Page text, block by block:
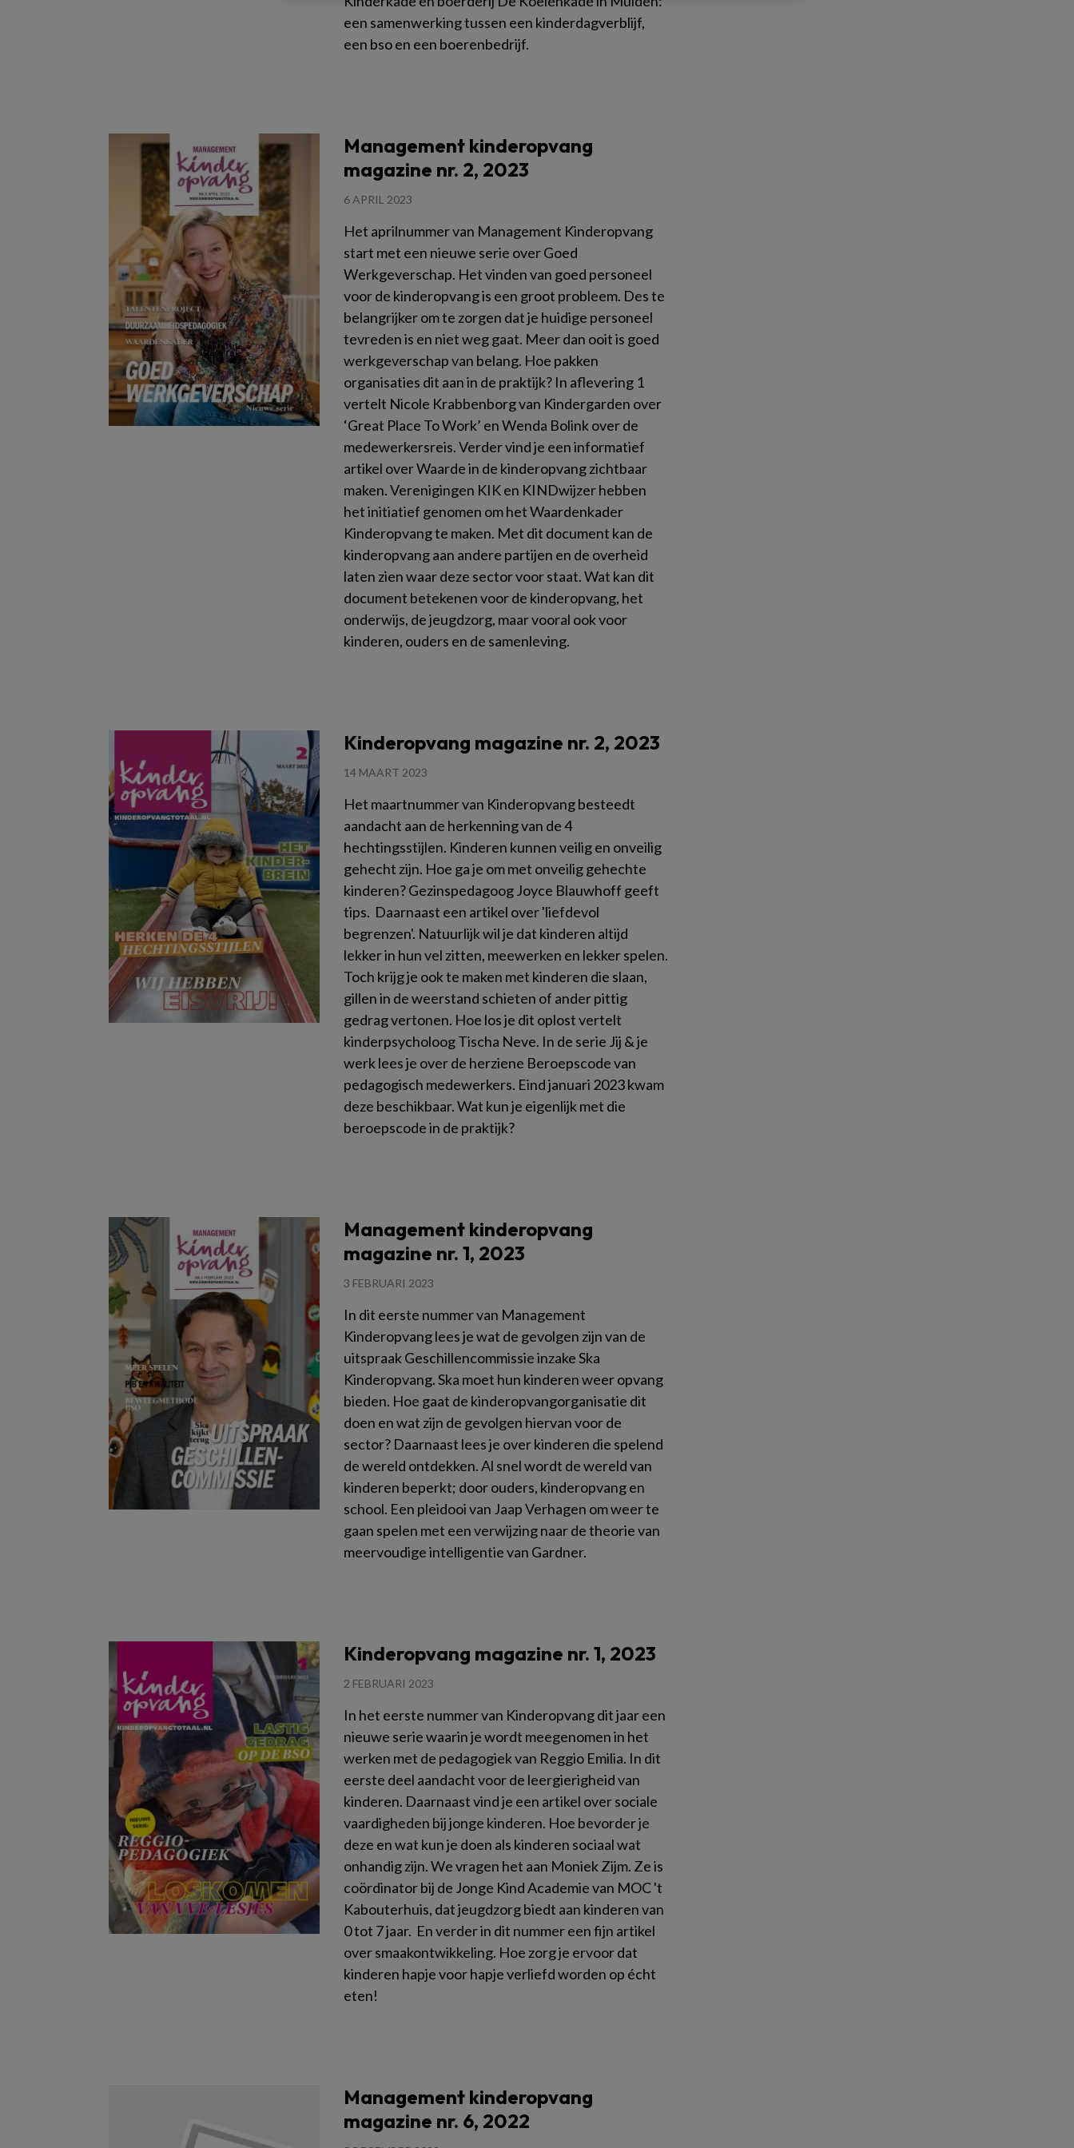
een samenwerking tussen een kinderdagverblijf,
een bso en een boerenbedrijf.
Management kinderopvang
magazine nr. 2, 2023
6 APRIL 2023
Het aprilnummer van Management Kinderopvang
start met een nieuwe serie over Goed
Werkgeverschap. Het vinden van goed personeel
voor de kinderopvang is een groot probleem. Des te
belangrijker om te zorgen dat je huidige personeel
tevreden is en niet weg gaat. Meer dan ooit is goed
werkgeverschap van belang. Hoe pakken
organisaties dit aan in de praktijk? In aflevering 1
vertelt Nicole Krabbenborg van Kindergarden over
‘Great Place To Work’ en Wenda Bolink over de
medewerkersreis. Verder vind je een informatief
artikel over Waarde in de kinderopvang zichtbaar
maken. Verenigingen KIK en KINDwijzer hebben
het initiatief genomen om het Waardenkader
Kinderopvang te maken. Met dit document kan de
kinderopvang aan andere partijen en de overheid
laten zien waar deze sector voor staat. Wat kan dit
document betekenen voor de kinderopvang, het
onderwijs, de jeugdzorg, maar vooral ook voor
kinderen, ouders en de samenleving.
Kinderopvang magazine nr. 2, 2023
14 MAART 2023
Het maartnummer van Kinderopvang besteedt
aandacht aan de herkenning van de 4
hechtingsstijlen. Kinderen kunnen veilig en onveilig
gehecht zijn. Hoe ga je om met onveilig gehechte
kinderen? Gezinspedagoog Joyce Blauwhoff geeft
tips. Daarnaast een artikel over 'liefdevol
begrenzen'. Natuurlijk wil je dat kinderen altijd
lekker in hun vel zitten, meewerken en lekker spelen.
Toch krijg je ook te maken met kinderen die slaan,
gillen in de weerstand schieten of ander pittig
gedrag vertonen. Hoe los je dit oplost vertelt
kinderpsycholoog Tischa Neve. In de serie Jij & je
werk lees je over de herziene Beroepscode van
pedagogisch medewerkers. Eind januari 2023 kwam
deze beschikbaar. Wat kun je eigenlijk met die
beroepscode in de praktijk?
Management kinderopvang
magazine nr. 1, 2023
3 FEBRUARI 2023
In dit eerste nummer van Management
Kinderopvang lees je wat de gevolgen zijn van de
uitspraak Geschillencommissie inzake Ska
Kinderopvang. Ska moet hun kinderen weer opvang
bieden. Hoe gaat de kinderopvangorganisatie dit
doen en wat zijn de gevolgen hiervan voor de
sector? Daarnaast lees je over kinderen die spelend
de wereld ontdekken. Al snel wordt de wereld van
kinderen beperkt; door ouders, kinderopvang en
school. Een pleidooi van Jaap Verhagen om weer te
gaan spelen met een verwijzing naar de theorie van
meervoudige intelligentie van Gardner.
Kinderopvang magazine nr. 1, 2023
2 FEBRUARI 2023
In het eerste nummer van Kinderopvang dit jaar een
nieuwe serie waarin je wordt meegenomen in het
werken met de pedagogiek van Reggio Emilia. In dit
eerste deel aandacht voor de leergierigheid van
kinderen. Daarnaast vind je een artikel over sociale
vaardigheden bij jonge kinderen. Hoe bevorder je
deze en wat kun je doen als kinderen sociaal wat
onhandig zijn. We vragen het aan Moniek Zijm. Ze is
coördinator bij de Jonge Kind Academie van MOC 't
Kabouterhuis, dat jeugdzorg biedt aan kinderen van
0 tot 7 jaar. En verder in dit nummer een fijn artikel
over smaakontwikkeling. Hoe zorg je ervoor dat
kinderen hapje voor hapje verliefd worden op écht
eten!
Management kinderopvang
magazine nr. 6, 2022